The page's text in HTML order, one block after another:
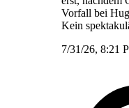
Vorfall bei
Kein
7/31/26, 8:21